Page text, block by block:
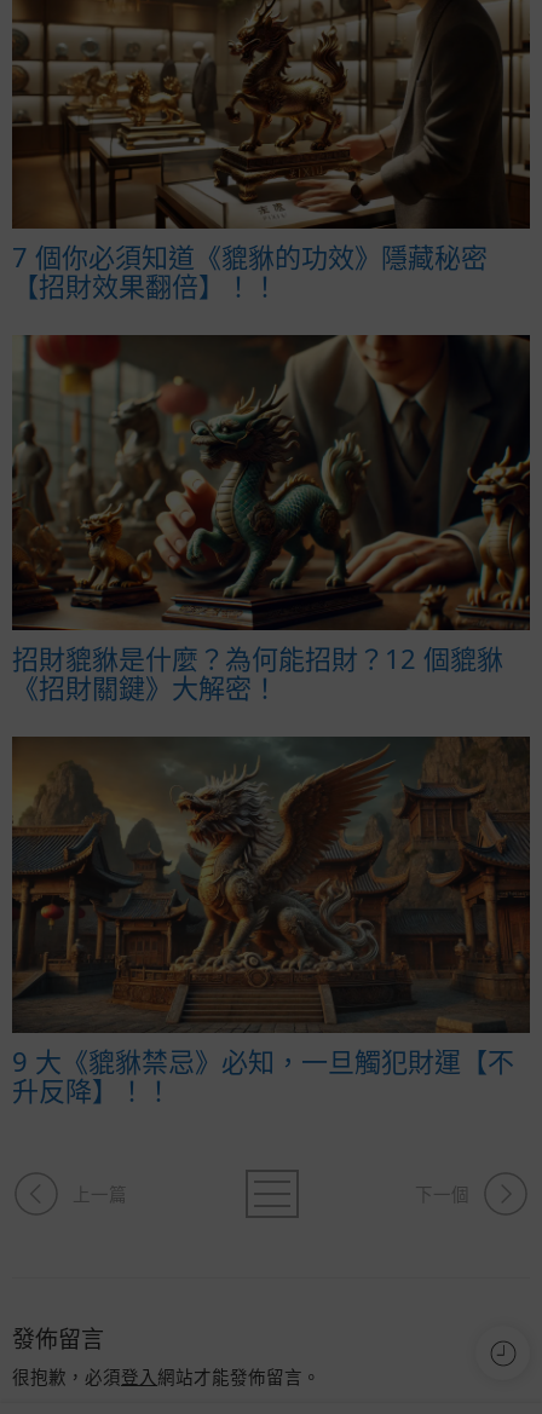
7 個你必須知道《貔貅的功效》隱藏秘密
【招財效果翻倍】！！
招財貔貅是什麼？為何能招財？12 個貔貅
《招財關鍵》大解密！
9 大《貔貅禁忌》必知，一旦觸犯財運【不
升反降】！！
上一篇 下一個
發佈留言
很抱歉，必須登入網站才能發佈留言。